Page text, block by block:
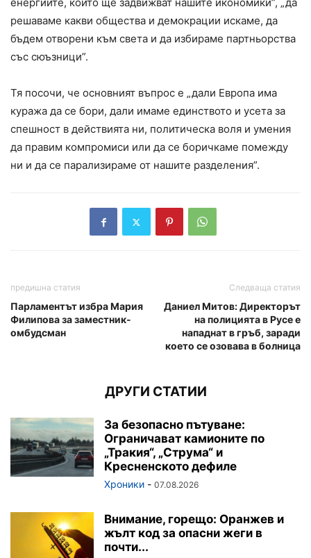
решаваме какви общества и демокрации искаме, да
бъдем отворени към света и да избираме партньорства
със сюъзници”.
Тя посочи, че основният въпрос е „дали Европа има
куража да се бори, дали имаме единството и усета за
спешност в действията ни, политическа воля и умения
да правим компромиси или да се боричкаме помежду
ни и да се парализираме от нашите разделения”.
предишна статия
Парламентът избра Мария
Филипова за заместник-
омбудсман
Следваща статия
Даниел Митов: Директорът
на полицията в Русе е
нападнат в гръб, заради
което се озовава в болница
ДРУГИ СТАТИИ
За безопасно пътуване:
Ограничават камионите по
„Тракия“, „Струма“ и
Кресненското дефиле
Хроники - 07.08.2026
Внимание, горещо: Оранжев и
жълт код за опасни жеги в
почти...